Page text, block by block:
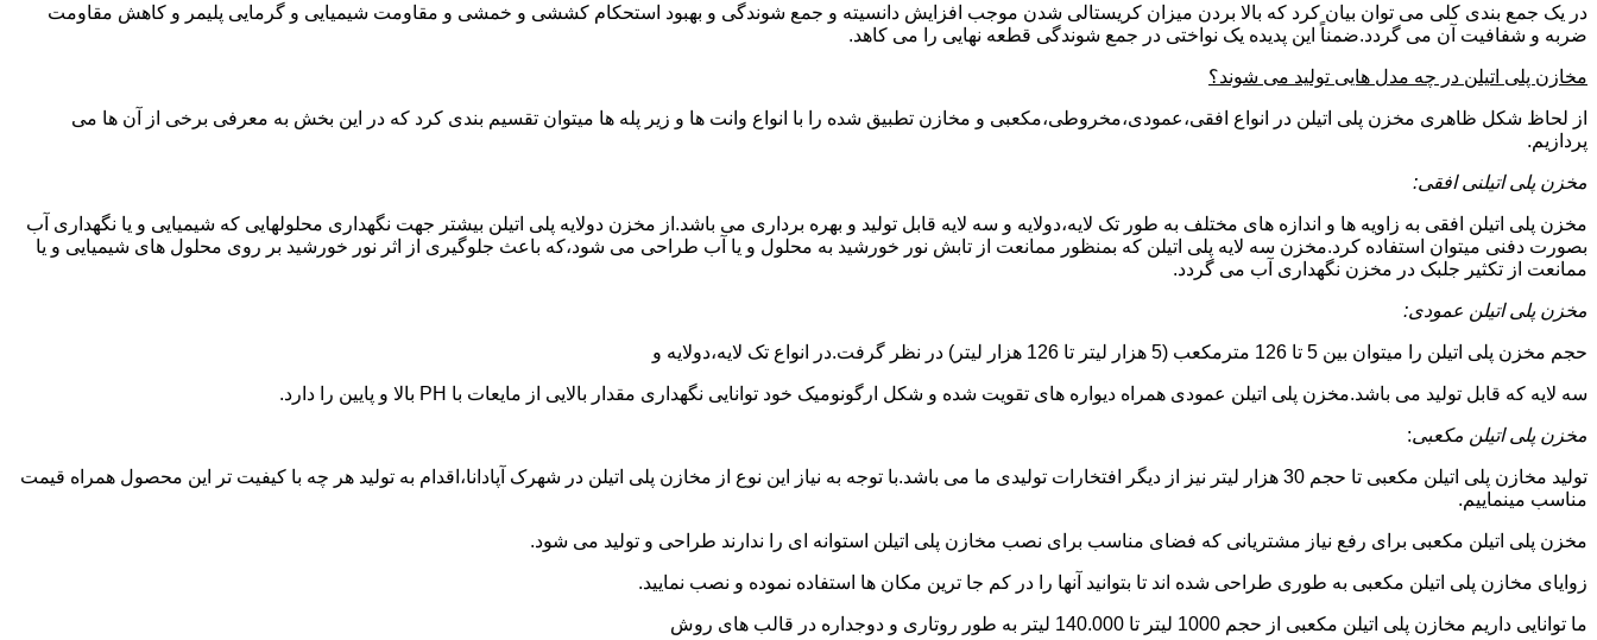
در یک جمع بندی کلی می توان بیان کرد که بالا بردن میزان کریستالی شدن موجب افزایش دانسیته و جمع شوندگی و بهبود استحکام کششی و خمشی و مقاومت شیمیایی و گرمایی پلیمر و کاهش مقاومت
ضربه و شفافیت آن می گردد.ضمناً این پدیده یک نواختی در جمع شوندگی قطعه نهایی را می کاهد.
مخازن پلی اتیلن در چه مدل هایی تولید می شوند؟
از لحاظ شکل ظاهری مخزن پلی اتیلن در انواع افقی،عمودی،مخروطی،مکعبی و مخازن تطبیق شده را با انواع وانت ها و زیر پله ها میتوان تقسیم بندی کرد که در این بخش به معرفی برخی از آن ها می
پردازیم.
مخزن پلی اتیلنی افقی:
مخزن پلی اتیلن افقی به زاویه ها و اندازه های مختلف به طور تک لایه،دولایه و سه لایه قابل تولید و بهره برداری می باشد.از مخزن دولایه پلی اتیلن بیشتر جهت نگهداری محلولهایی که شیمیایی و یا نگهداری آب
بصورت دفنی میتوان استفاده کرد.مخزن سه لایه پلی اتیلن که بمنظور ممانعت از تابش نور خورشید به محلول و یا آب طراحی می شود،که باعث جلوگیری از اثر نور خورشید بر روی محلول های شیمیایی و یا
ممانعت از تکثیر جلبک در مخزن نگهداری آب می گردد.
مخزن پلی اتیلن عمودی:
حجم مخزن پلی اتیلن را میتوان بین 5 تا 126 مترمکعب (5 هزار لیتر تا 126 هزار لیتر) در نظر گرفت.در انواع تک لایه،دولایه و
سه لایه که قابل تولید می باشد.مخزن پلی اتیلن عمودی همراه دیواره های تقویت شده و شکل ارگونومیک خود توانایی نگهداری مقدار بالایی از مایعات با PH بالا و پایین را دارد.
مخزن پلی اتیلن مکعبی:
تولید مخازن پلی اتیلن مکعبی تا حجم 30 هزار لیتر نیز از دیگر افتخارات تولیدی ما می باشد.با توجه به نیاز این نوع از مخازن پلی اتیلن در شهرک آپادانا،اقدام به تولید هر چه با کیفیت تر این محصول همراه قیمت
مناسب مینماییم.
مخزن پلی اتیلن مکعبی برای رفع نیاز مشتریانی که فضای مناسب برای نصب مخازن پلی اتیلن استوانه ای را ندارند طراحی و تولید می شود.
زوایای مخازن پلی اتیلن مکعبی به طوری طراحی شده اند تا بتوانید آنها را در کم جا ترین مکان ها استفاده نموده و نصب نمایید.
ما توانایی داریم مخازن پلی اتیلن مکعبی از حجم 1000 لیتر تا 140.000 لیتر به طور روتاری و دوجداره در قالب های روش